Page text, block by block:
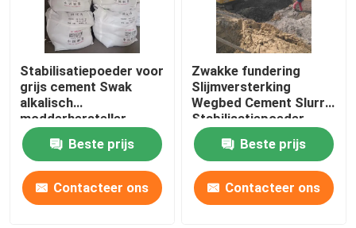
Vloeibare bodemstabilisator
Stofschutter
Betonstabilisator
Natriumsilicaat van waterglas
Stabilisatiepoeder voor
grijs cement Swak
alkalisch
modderhersteller
Beste prijs
Contacteer ons
Zwakke fundering
Slijmversterking
Wegbed Cement Slurry
Stabilisatiepoeder
Beste prijs
Contacteer ons